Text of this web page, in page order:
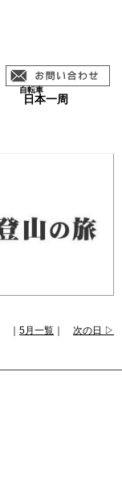
日本一周
5月一覧 次の日 ▷